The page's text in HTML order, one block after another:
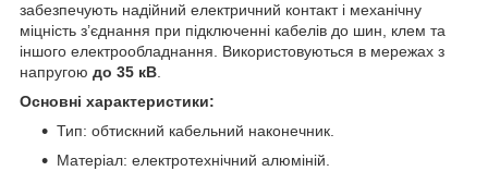
забезпечують надійний електричний контакт і механічну
міцність з’єднання при підключенні кабелів до шин, клем та
іншого електрообладнання. Використовуються в мережах з
напругою до 35 кВ.
Основні характеристики:
Тип: обтискний кабельний наконечник.
Матеріал: електротехнічний алюміній.